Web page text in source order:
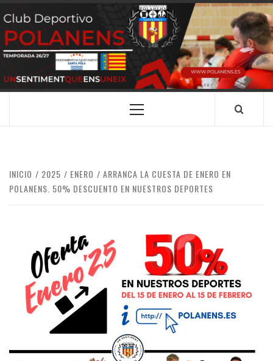
Saltar
al
contenido
CLUB
DEPORTIVO
POLANENS
SANTA POLA
Menú
INICIO 2025 ENERO
ARRANCA LA CUESTA DE ENERO EN
POLANENS. 50% DESCUENTO EN NUESTROS DEPORTES